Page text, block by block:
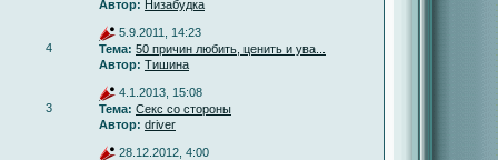
Автор: Низабудка
4
5.9.2011, 14:23
Тема: 50 причин любить, ценить и ува...
Автор: Тишина
3
4.1.2013, 15:08
Тема: Секс со стороны
Автор: driver
28.12.2012, 4:00